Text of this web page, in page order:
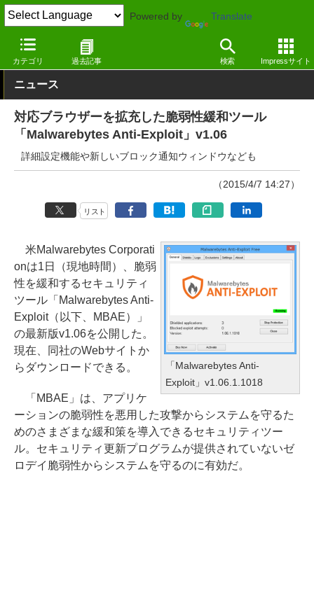
Powered by Translate
カテゴリ 過去記事 検索 Impressサイト
窓の杜 セキュリティ Windows
ニュース
対応ブラウザーを拡充した脆弱性緩和ツール
「Malwarebytes Anti-Exploit」v1.06
詳細設定機能や新しいブロック通知ウィンドウなども
（2015/4/7 14:27）
リスト
「Malwarebytes Anti-
Exploit」v1.06.1.1018
米Malwarebytes Corporati
onは1日（現地時間）、脆弱
性を緩和するセキュリティ
ツール「Malwarebytes Anti-
Exploit（以下、MBAE）」
の最新版v1.06を公開した。
現在、同社のWebサイトか
らダウンロードできる。
「MBAE」は、アプリケ
ーションの脆弱性を悪用した攻撃からシステムを守るた
めのさまざまな緩和策を導入できるセキュリティツー
ル。セキュリティ更新プログラムが提供されていないゼ
ロデイ脆弱性からシステムを守るのに有効だ。